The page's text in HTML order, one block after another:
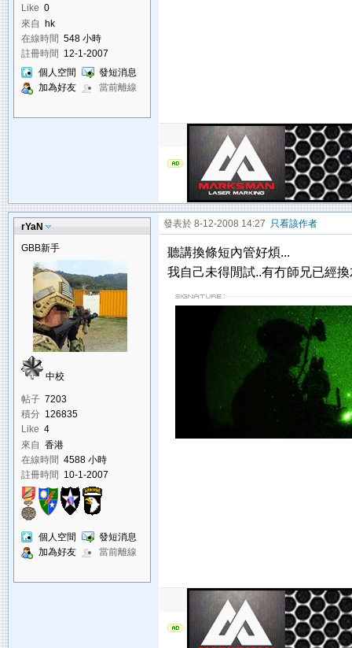
Like 0
來自 hk
在線時間 548 小時
註冊時間
12-1-2007
個人空間
發短消息
加為好友
當前離線
rYaN
GBB新手
中校
帖子 7203
積分 126835
Like 4
來自 香港
在線時間 4588 小時
註冊時間
10-1-2007
個人空間
發短消息
加為好友
當前離線
發表於 8-12-2008 14:27 只看該作者
聽講換條短內管好煩...
我自己未得閒試..有冇師兄已經